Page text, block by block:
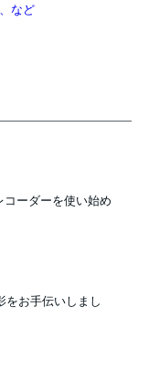
など
ーダーを使い始め
をお手伝いしまし